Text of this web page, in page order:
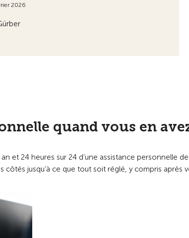
2026
quand vous en
et 24 heures sur 24 d’une assistance personnelle
côtés jusqu’à ce que tout soit réglé, y compris après